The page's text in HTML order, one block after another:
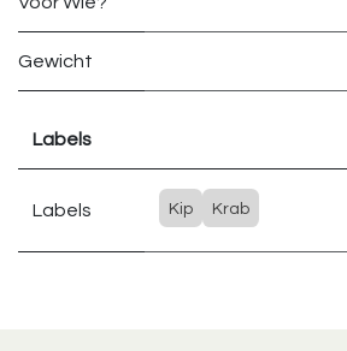
Gewicht
Labels
Labels Kip Krab